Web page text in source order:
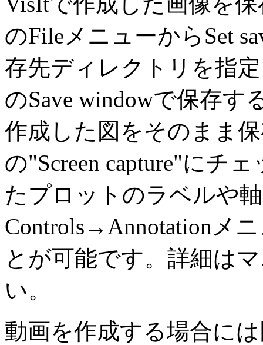
のFileメニューからSet
存先ディレクトリを指
のSave windowで保存
作成した図をそのまま
の"Screen capture"にチ
たプロットのラベルや
Controls→Annotationメ
とが可能です。詳細は
い。
動画を作成する場合に